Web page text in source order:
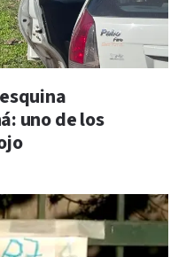
uno de los